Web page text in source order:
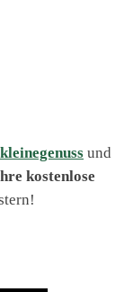
und
kostenlose